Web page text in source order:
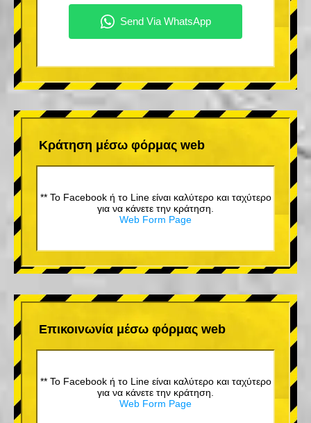
Κράτηση μέσω φόρμας web
** Το Facebook ή το Line είναι καλύτερο και ταχύτερο
για να κάνετε την κράτηση.
Web Form Page
Επικοινωνία μέσω φόρμας web
** Το Facebook ή το Line είναι καλύτερο και ταχύτερο
για να κάνετε την κράτηση.
Web Form Page